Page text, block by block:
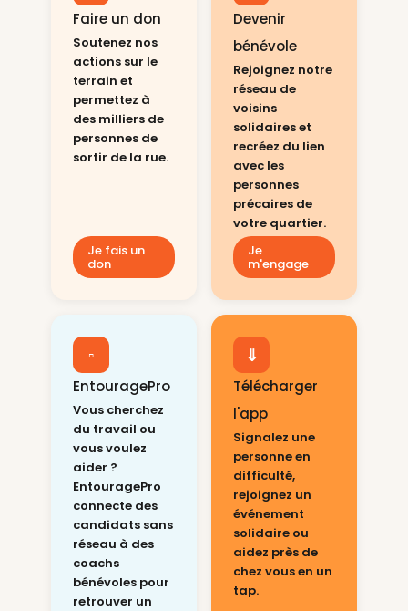
Faire un don
Soutenez nos
actions sur le
terrain et
permettez à
des milliers de
personnes de
sortir de la rue.
Je fais un
don
Devenir
bénévole
Rejoignez notre
réseau de
voisins
solidaires et
recréez du lien
avec les
personnes
précaires de
votre quartier.
Je
m'engage
▫
EntouragePro
Vous cherchez
du travail ou
vous voulez
aider ?
EntouragePro
connecte des
candidats sans
réseau à des
coachs
bénévoles pour
retrouver un
⇓
Télécharger
l'app
Signalez une
personne en
difficulté,
rejoignez un
événement
solidaire ou
aidez près de
chez vous en un
tap.